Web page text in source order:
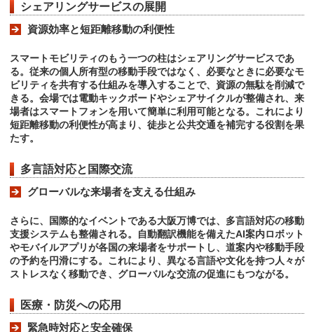
シェアリングサービスの展開
資源効率と短距離移動の利便性
スマートモビリティのもう一つの柱はシェアリングサービスであ
る。従来の個人所有型の移動手段ではなく、必要なときに必要なモ
ビリティを共有する仕組みを導入することで、資源の無駄を削減で
きる。会場では電動キックボードやシェアサイクルが整備され、来
場者はスマートフォンを用いて簡単に利用可能となる。これにより
短距離移動の利便性が高まり、徒歩と公共交通を補完する役割を果
たす。
多言語対応と国際交流
グローバルな来場者を支える仕組み
さらに、国際的なイベントである大阪万博では、多言語対応の移動
支援システムも整備される。自動翻訳機能を備えたAI案内ロボット
やモバイルアプリが各国の来場者をサポートし、道案内や移動手段
の予約を円滑にする。これにより、異なる言語や文化を持つ人々が
ストレスなく移動でき、グローバルな交流の促進にもつながる。
医療・防災への応用
緊急時対応と安全確保